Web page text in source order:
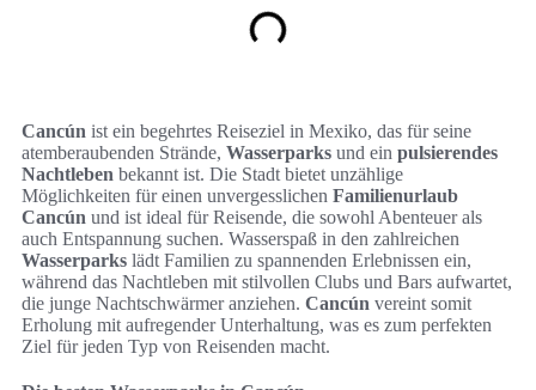
Cancún ist ein begehrtes Reiseziel in Mexiko, das für seine
atemberaubenden Strände, Wasserparks und ein pulsierendes
Nachtleben bekannt ist. Die Stadt bietet unzählige
Möglichkeiten für einen unvergesslichen Familienurlaub
Cancún und ist ideal für Reisende, die sowohl Abenteuer als
auch Entspannung suchen. Wasserspaß in den zahlreichen
Wasserparks lädt Familien zu spannenden Erlebnissen ein,
während das Nachtleben mit stilvollen Clubs und Bars aufwartet,
die junge Nachtschwärmer anziehen. Cancún vereint somit
Erholung mit aufregender Unterhaltung, was es zum perfekten
Ziel für jeden Typ von Reisenden macht.